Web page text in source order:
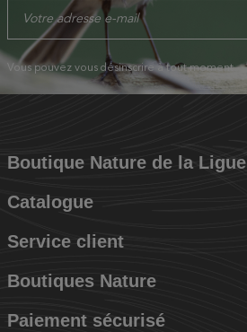
Vous pouvez vous désinscrire à tout moment.
Boutique Nature de la Ligue
Catalogue
Service client
Boutiques Nature
Paiement sécurisé